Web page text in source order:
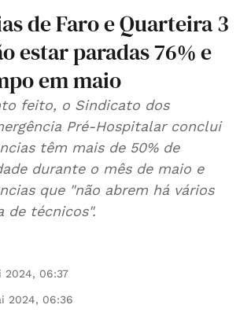
de Faro e Quarteira 3
estar paradas 76% e
em maio
feito, o Sindicato dos
Pré-Hospitalar conclui
têm mais de 50% de
durante o mês de maio e
que "não abrem há vários
de técnicos".
2024, 06:37
2024, 06:36